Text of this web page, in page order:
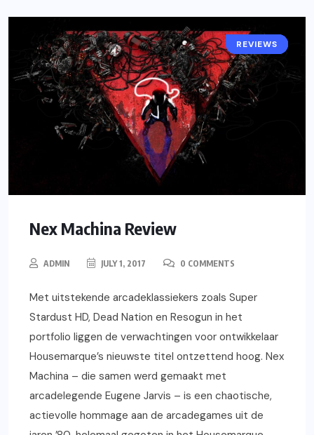
GAMING
PC
PS4
REVIEWS
Nex Machina Review
ADMIN JULY 1, 2017 0 COMMENTS
Met uitstekende arcadeklassiekers zoals Super
Stardust HD, Dead Nation en Resogun in het
portfolio liggen de verwachtingen voor ontwikkelaar
Housemarque’s nieuwste titel ontzettend hoog. Nex
Machina – die samen werd gemaakt met
arcadelegende Eugene Jarvis – is een chaotische,
actievolle hommage aan de arcadegames uit de